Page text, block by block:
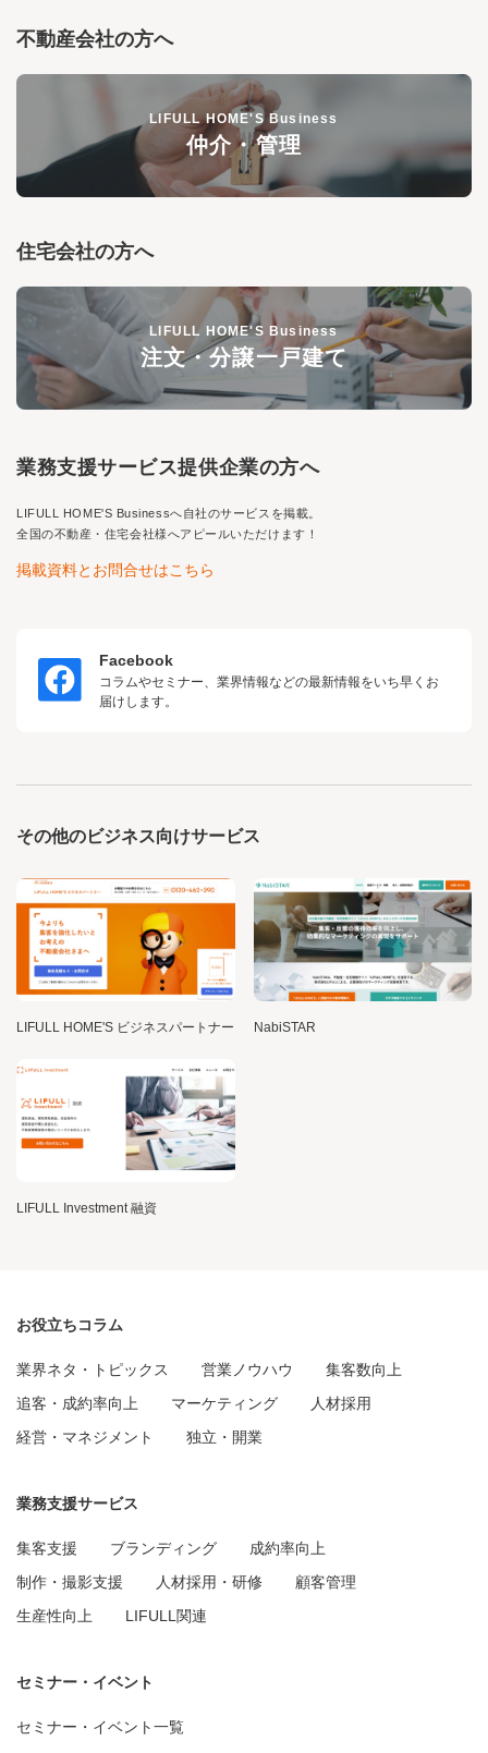
不動産会社の方へ
LIFULL HOME'S Business
仲介・管理
住宅会社の方へ
LIFULL HOME'S Business
注文・分譲一戸建て
業務支援サービス提供企業の方へ
LIFULL HOME'S Businessへ自社のサービスを掲載。
全国の不動産・住宅会社様へアピールいただけます！
掲載資料とお問合せはこちら
Facebook
コラムやセミナー、業界情報などの最新情報をいち早くお
届けします。
その他のビジネス向けサービス
LIFULL HOME'S ビジネスパートナー NabiSTAR
LIFULL Investment 融資
お役立ちコラム
業界ネタ・トピックス 営業ノウハウ
集客数向上
追客・成約率向上
マーケティング
人材採用
経営・マネジメント
独立・開業
業務支援サービス
集客支援 ブランディング
成約率向上
制作・撮影支援
人材採用・研修
顧客管理
生産性向上
LIFULL関連
セミナー・イベント
セミナー・イベント一覧